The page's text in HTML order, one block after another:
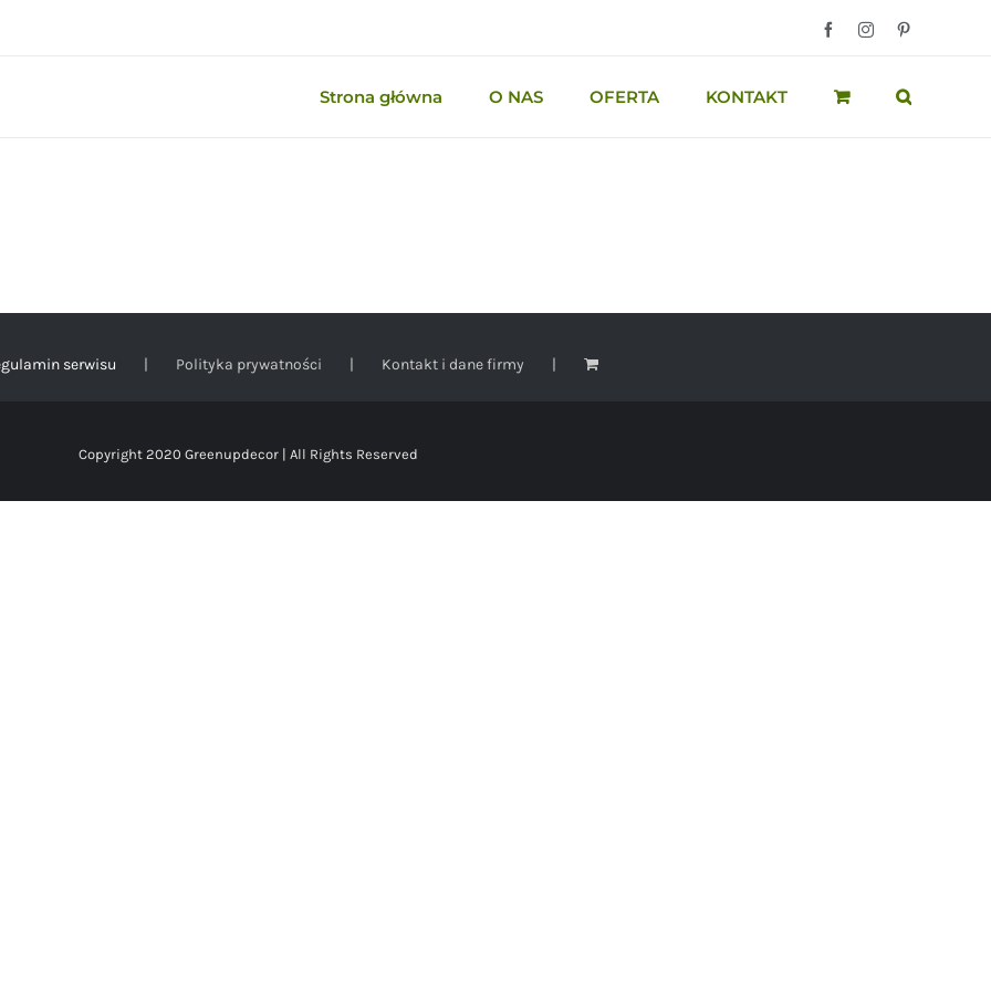
FacebookInstagram
Strona główna O NAS OFERTA KONTAKT
serwisu Polityka prywatności Kontakt i dane firmy
Copyright 2020 Greenupdecor | All Rights Reserved